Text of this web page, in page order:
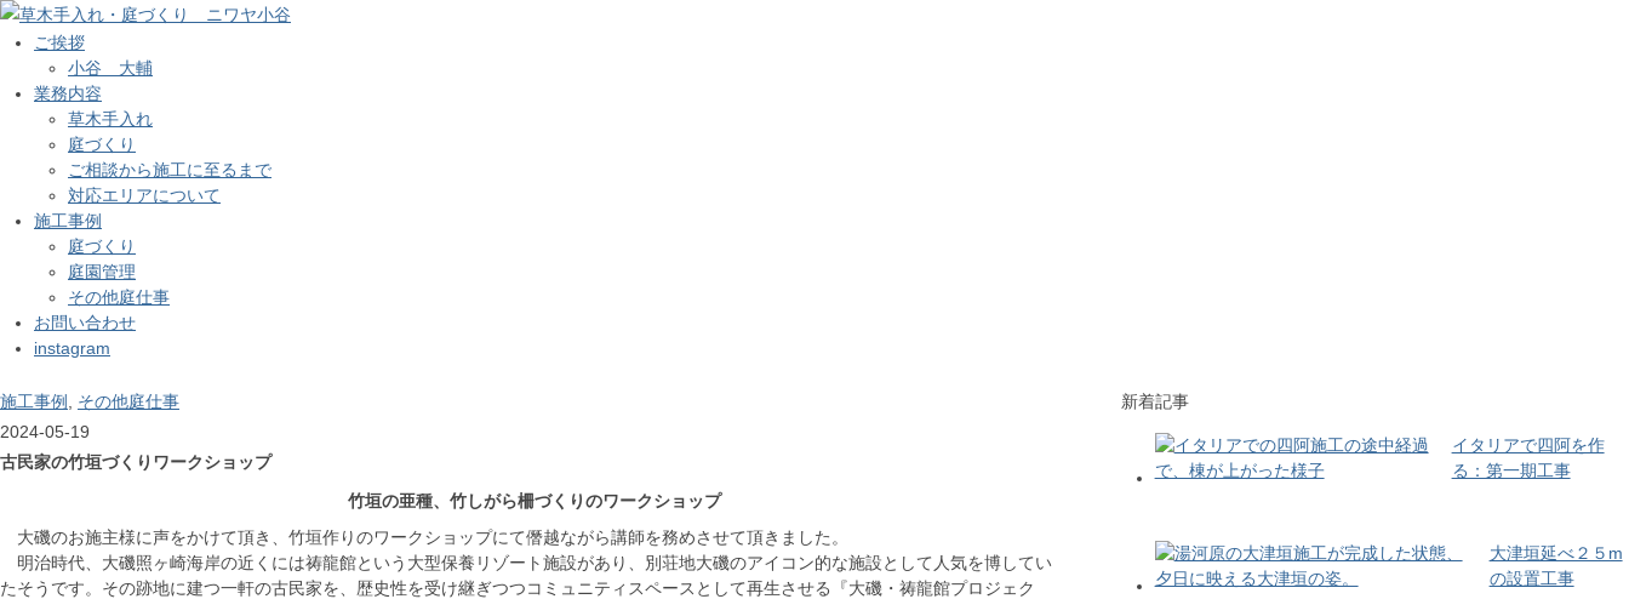
ご挨拶
小谷 大輔
業務内容
草木手入れ
庭づくり
ご相談から施工に至るまで
対応エリアについて
施工事例
庭づくり
庭園管理
その他庭仕事
お問い合わせ
instagram
施工事例
その他庭仕事
2024-05-19
古民家の竹垣づくりワークショップ
竹垣の亜種、竹しがら柵づくりのワークショップ
大磯のお施主様に声をかけて頂き、竹垣作りのワークショップにて僭越ながら講師を務めさせて頂きました。
明治時代、大磯照ヶ崎海岸の近くには祷龍館という大型保養リゾート施設があり、別荘地大磯のアイコン的な施設として人気を博してい
たそうです。その跡地に建つ一軒の古民家を、歴史性を受け継ぎつつコミュニティスペースとして再生させる『大磯・祷龍館プロジェク
新着記事
イタリアで四阿を作
る：第一期工事
大津垣延べ２５m
の設置工事